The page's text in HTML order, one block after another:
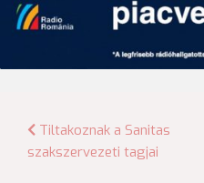
Bejegyzés
navigáció
Tiltakoznak a Sanitas
szakszervezeti tagjai